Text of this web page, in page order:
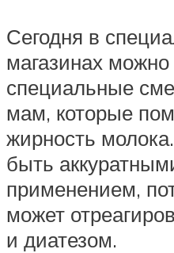
Сегодня в
магазинах
специальные
мам, которые
жирность
быть
применением,
может
и диатезом.